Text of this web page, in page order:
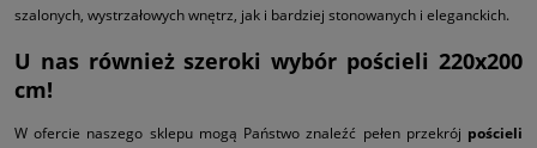
szalonych, wystrzałowych wnętrz, jak i bardziej stonowanych i eleganckich.
U nas również szeroki wybór pościeli 220x200
cm!
W ofercie naszego sklepu mogą Państwo znaleźć pełen przekrój pościeli